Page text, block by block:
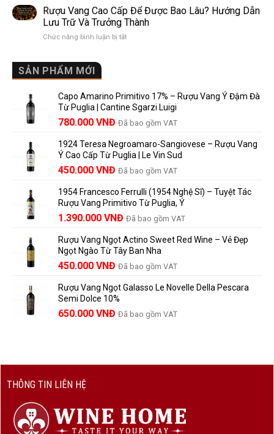
Dễ
Hiểu
Người
khác
nhau
và
vì
lựa
chọn
đáng
en
Bouteille
au
Château
nhãn
rượu
vang
và
những
người
vang
nên
biết
Rượu Vang Cao Cấp Để Được Bao Lâu? Hướng Dẫn
Lưu Trữ Và Trưởng Thành
Chức năng bình luận bị tắtở
Được
Bao
Lâu?
Hướng
Lưu
Trữ
Và
Thành
SẢN PHẨM MỚI
Capo Amarino Primitivo 17% – Rượu Vang Ý Đậm Đà
Từ Puglia | Cantine Sgarzi Luigi
Giá
là:
858.000 VNĐ.
780.000 VNĐ Giá
tại
là:
780.000 VNĐ.
Đã bao gồm VAT
1924 Teresa Negroamaro-Sangiovese – Rượu Vang
Ý Cao Cấp Từ Puglia | Le Vin Sud
Giá
là:
495.000 VNĐ.
450.000 VNĐ Giá
tại
là:
450.000 VNĐ.
Đã bao gồm VAT
1954 Francesco Ferrulli (1954 Nghệ Sĩ) – Tuyệt Tác
Rượu Vang Primitivo Từ Puglia, Ý
Giá
là:
1.529.000 VNĐ.
1.390.000 VNĐ Giá
tại
là:
1.390.000 VNĐ.
Đã bao gồm VAT
Rượu Vang Ngọt Actino Sweet Red Wine – Vẻ Đẹp
Ngọt Ngào Từ Tây Ban Nha
450.000 VNĐ Đã bao gồm VAT
Rượu Vang Ngọt Galasso Le Novelle Della Pescara
Semi Dolce 10%
650.000 VNĐ Đã bao gồm VAT
THÔNG TIN LIÊN HỆ